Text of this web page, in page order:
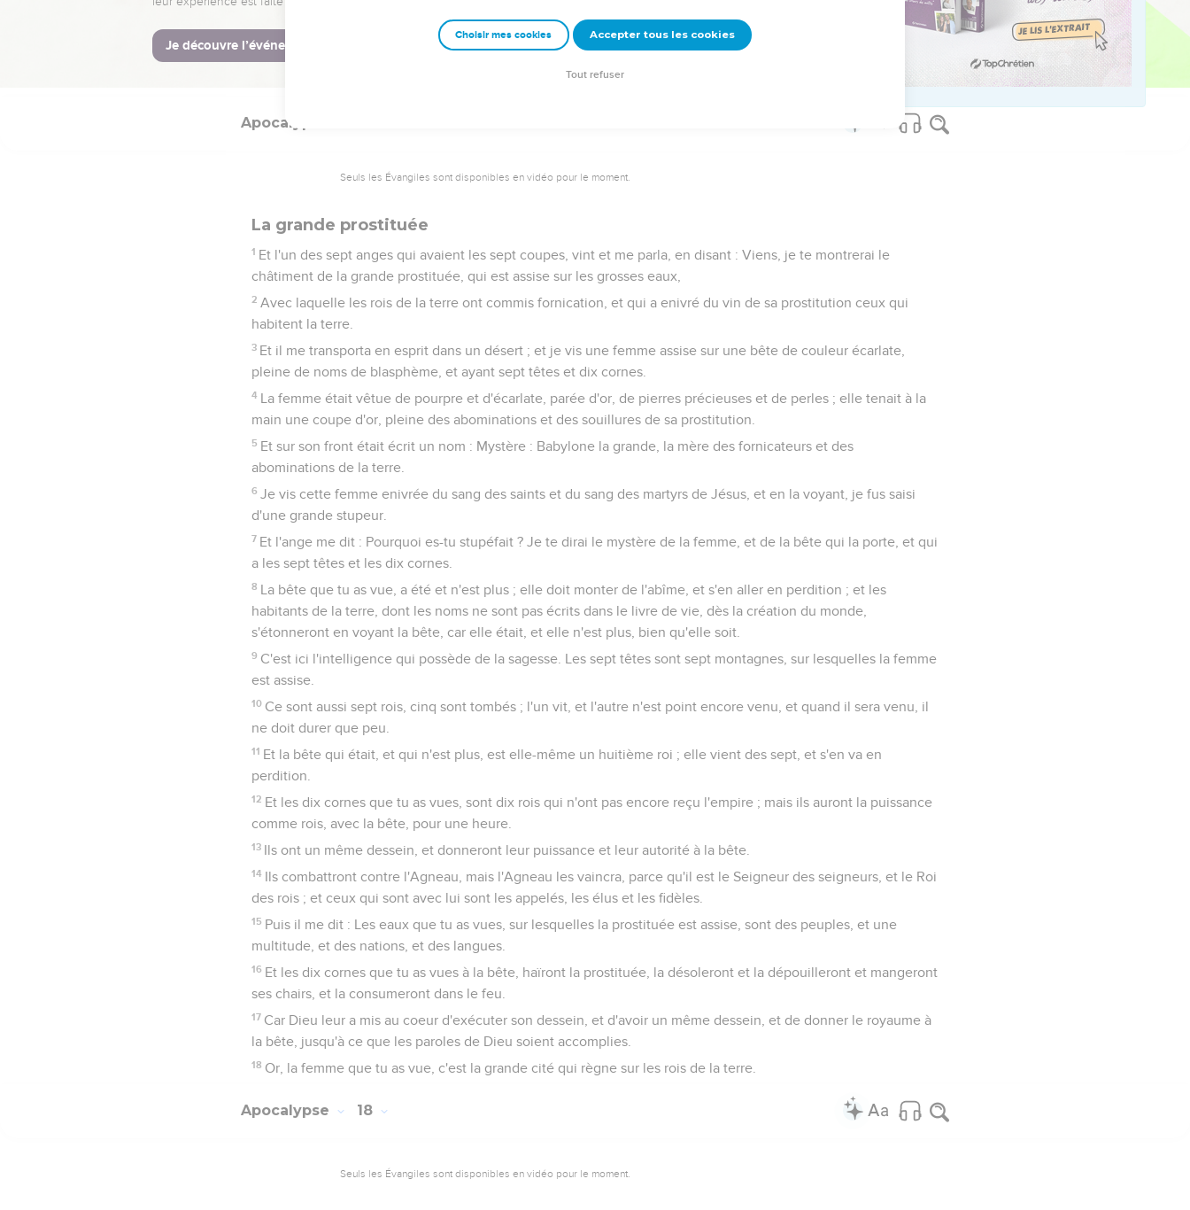
Et toute île s'enfuit, et les montagnes ne furent plus trouvées.
21 Et il tomba du ciel sur les hommes une grosse grêle, du poids d'un talent ; et les hommes blasphémèrent
Dieu, à cause du fléau de la grêle, parce que la plaie qu'elle causa fut fort grande.
Apocalypse
Seuls les Évangiles sont disponibles en vidéo pour le moment.
La grande prostituée
1 Et l'un des sept anges qui avaient les sept coupes, vint et me parla, en disant : Viens, je te montrerai le
châtiment de la grande prostituée, qui est assise sur les grosses eaux,
2 Avec laquelle les rois de la terre ont commis fornication, et qui a enivré du vin de sa prostitution ceux qui
habitent la terre.
3 Et il me transporta en esprit dans un désert ; et je vis une femme assise sur une bête de couleur écarlate,
pleine de noms de blasphème, et ayant sept têtes et dix cornes.
4 La femme était vêtue de pourpre et d'écarlate, parée d'or, de pierres précieuses et de perles ; elle tenait à la
main une coupe d'or, pleine des abominations et des souillures de sa prostitution.
5 Et sur son front était écrit un nom : Mystère : Babylone la grande, la mère des fornicateurs et des
abominations de la terre.
6 Je vis cette femme enivrée du sang des saints et du sang des martyrs de Jésus, et en la voyant, je fus saisi
d'une grande stupeur.
7 Et l'ange me dit : Pourquoi es-tu stupéfait ? Je te dirai le mystère de la femme, et de la bête qui la porte, et qui
a les sept têtes et les dix cornes.
8 La bête que tu as vue, a été et n'est plus ; elle doit monter de l'abîme, et s'en aller en perdition ; et les
habitants de la terre, dont les noms ne sont pas écrits dans le livre de vie, dès la création du monde,
s'étonneront en voyant la bête, car elle était, et elle n'est plus, bien qu'elle soit.
9 C'est ici l'intelligence qui possède de la sagesse. Les sept têtes sont sept montagnes, sur lesquelles la femme
est assise.
10 Ce sont aussi sept rois, cinq sont tombés ; l'un vit, et l'autre n'est point encore venu, et quand il sera venu, il
ne doit durer que peu.
11 Et la bête qui était, et qui n'est plus, est elle-même un huitième roi ; elle vient des sept, et s'en va en
perdition.
12 Et les dix cornes que tu as vues, sont dix rois qui n'ont pas encore reçu l'empire ; mais ils auront la puissance
comme rois, avec la bête, pour une heure.
13 Ils ont un même dessein, et donneront leur puissance et leur autorité à la bête.
14 Ils combattront contre l'Agneau, mais l'Agneau les vaincra, parce qu'il est le Seigneur des seigneurs, et le Roi
des rois ; et ceux qui sont avec lui sont les appelés, les élus et les fidèles.
15 Puis il me dit : Les eaux que tu as vues, sur lesquelles la prostituée est assise, sont des peuples, et une
multitude, et des nations, et des langues.
16 Et les dix cornes que tu as vues à la bête, haïront la prostituée, la désoleront et la dépouilleront et mangeront
ses chairs, et la consumeront dans le feu.
17 Car Dieu leur a mis au coeur d'exécuter son dessein, et d'avoir un même dessein, et de donner le royaume à
la bête, jusqu'à ce que les paroles de Dieu soient accomplies.
18 Or, la femme que tu as vue, c'est la grande cité qui règne sur les rois de la terre.
Apocalypse 18
Seuls les Évangiles sont disponibles en vidéo pour le moment.
Choisir mes cookies Accepter tous les cookies
Tout refuser